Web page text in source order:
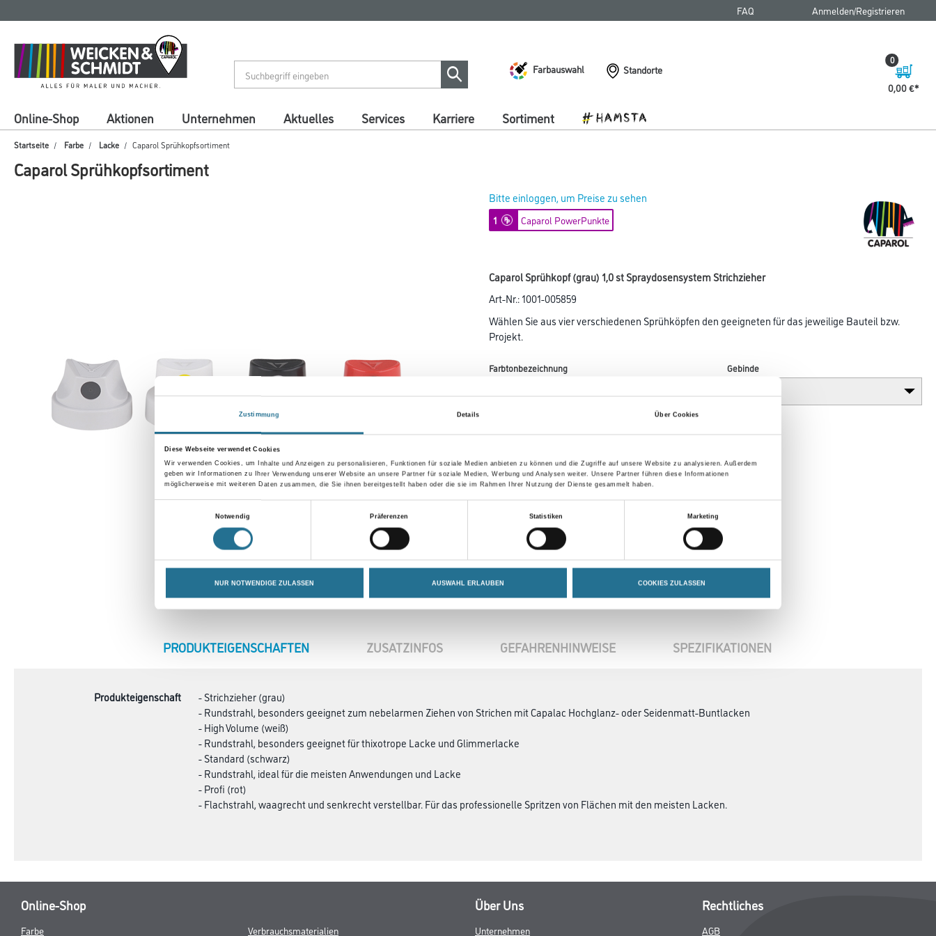
Zustimmung Details Über Cookies
Diese Webseite verwendet Cookies
Wir verwenden Cookies, um Inhalte und Anzeigen zu personalisieren, Funktionen für soziale Medien anbieten zu können und die Zugriffe auf unsere Website zu analysieren. Außerdem
geben wir Informationen zu Ihrer Verwendung unserer Website an unsere Partner für soziale Medien, Werbung und Analysen weiter. Unsere Partner führen diese Informationen
möglicherweise mit weiteren Daten zusammen, die Sie ihnen bereitgestellt haben oder die sie im Rahmen Ihrer Nutzung der Dienste gesammelt haben.
Notwendig
Präferenzen Statistiken Marketing
NUR NOTWENDIGE ZULASSEN AUSWAHL ERLAUBEN COOKIES ZULASSEN
springen
springen
FAQ Anmelden/Registrieren
Farbauswahl
Standorte
0,00 €
0
Online-Shop Aktionen Unternehmen Aktuelles Services Karriere Sortiment
Startseite Farbe Lacke Caparol Sprühkopfsortiment
Caparol Sprühkopfsortiment
Bitte einloggen, um Preise zu sehen
1 Caparol PowerPunkte
Caparol Sprühkopf (grau) 1,0 st Spraydosensystem Strichzieher
Art-Nr.:1001-005859
Wählen Sie aus vier verschiedenen Sprühköpfen den geeigneten für das jeweilige Bauteil bzw.
Projekt.
Farbtonbezeichnung Gebinde
CURRENT
PRODUKTEIGENSCHAFTEN ZUSATZINFOS GEFAHRENHINWEISE SPEZIFIKATIONEN
Produkteigenschaft
- Strichzieher (grau)
- Rundstrahl, besonders geeignet zum nebelarmen Ziehen von Strichen mit Capalac Hochglanz- oder Seidenmatt-Buntlacken
- High Volume (weiß)
- Rundstrahl, besonders geeignet für thixotrope Lacke und Glimmerlacke
- Standard (schwarz)
- Rundstrahl, ideal für die meisten Anwendungen und Lacke
- Profi (rot)
- Flachstrahl, waagrecht und senkrecht verstellbar. Für das professionelle Spritzen von Flächen mit den meisten Lacken.
Online-Shop
Farbe Verbrauchsmaterialien
Über Uns
Unternehmen
Rechtliches
AGB